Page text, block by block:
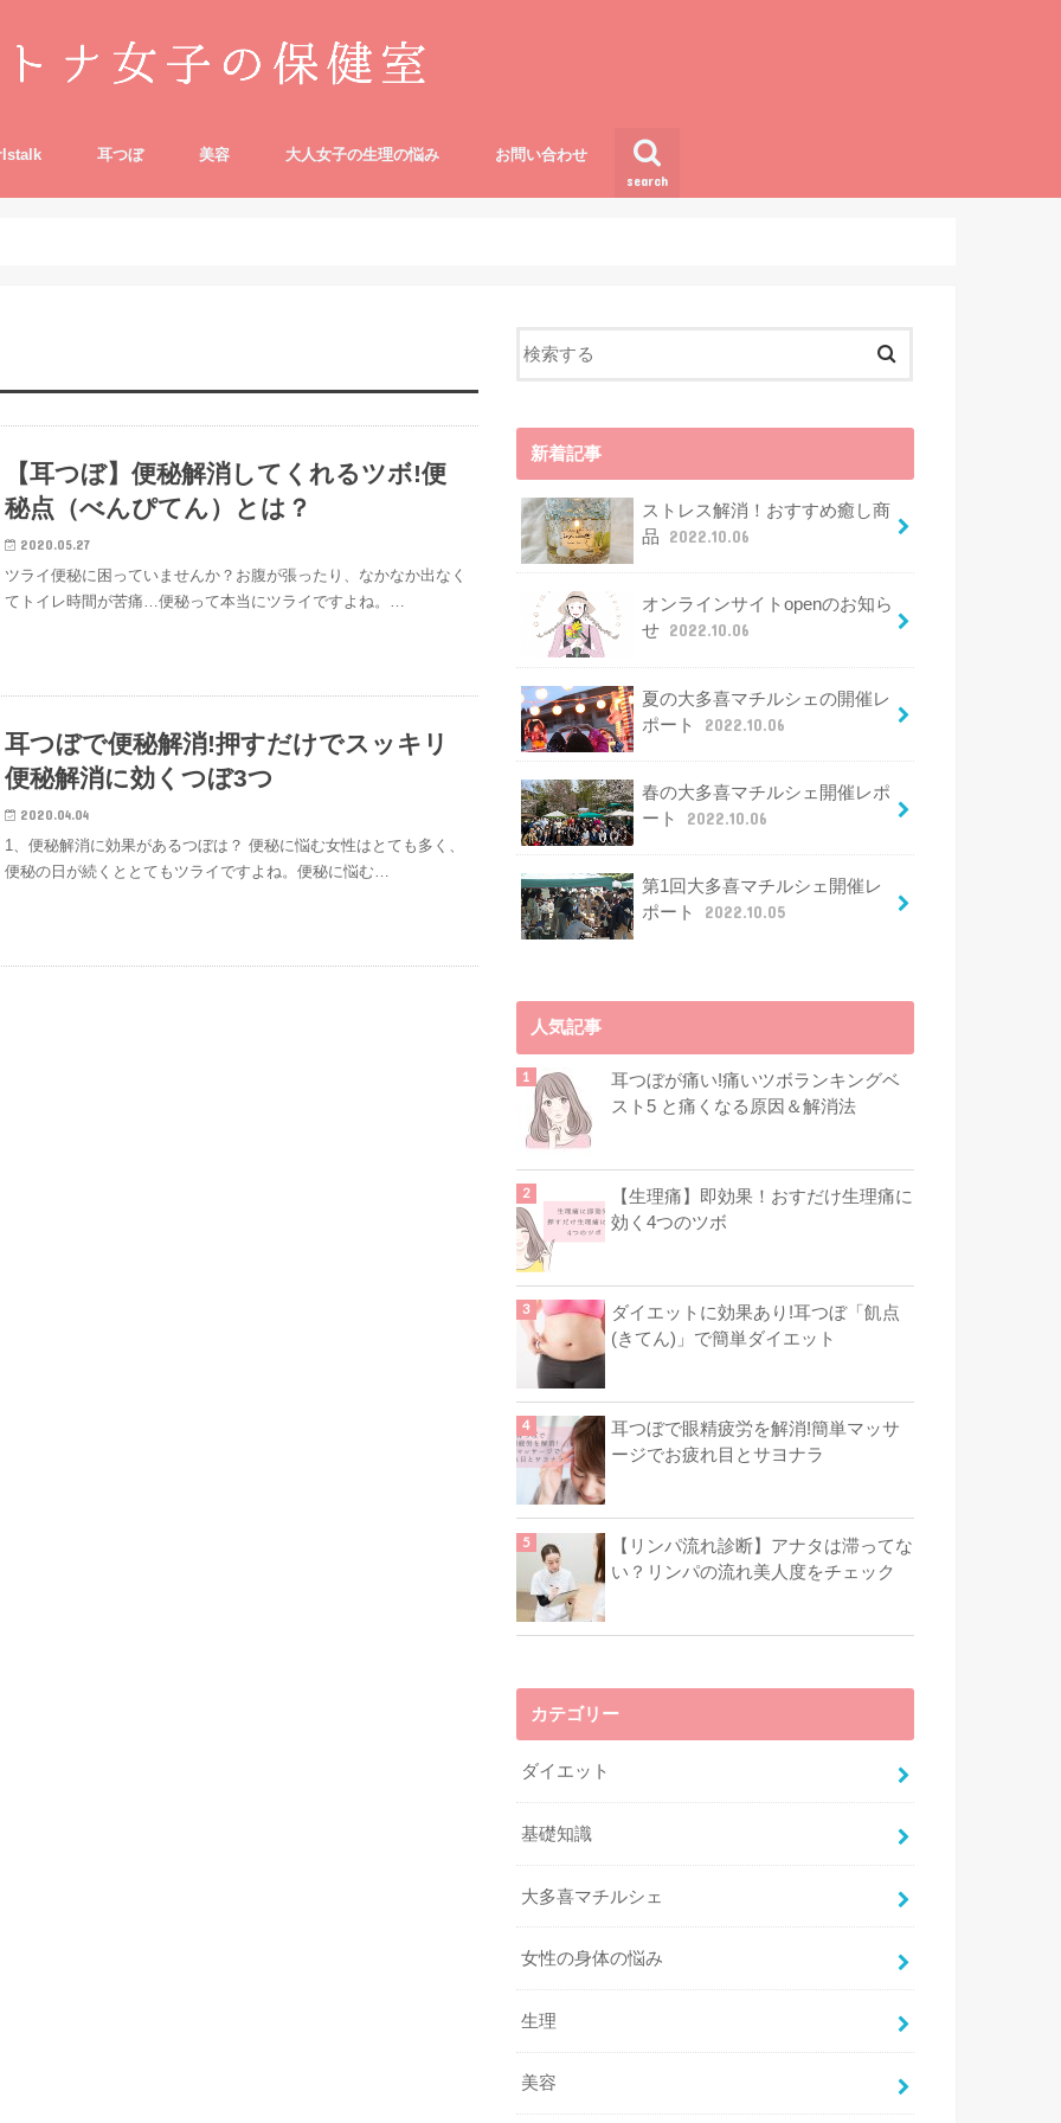
search
耳つぼ 美容 大人女子の生理の悩み お問い合わせ
【耳つぼ】便秘解消してくれるツボ!便
秘点（べんぴてん）とは？
2020.05.27
ツライ便秘に困っていませんか？お腹が張ったり、なかなか出なく
てトイレ時間が苦痛…便秘って本当にツライですよね。…
耳つぼで便秘解消!押すだけでスッキリ
便秘解消に効くつぼ3つ
2020.04.04
1、便秘解消に効果があるつぼは？ 便秘に悩む女性はとても多く、
便秘の日が続くととてもツライですよね。便秘に悩む…
新着記事
ストレス解消！おすすめ癒し商
品
2022.10.06
オンラインサイトopenのお知ら
せ 2022.10.06
夏の大多喜マチルシェの開催レ
ポート
2022.10.06
春の大多喜マチルシェ開催レポ
ート
2022.10.06
第1回大多喜マチルシェ開催レ
ポート
2022.10.05
人気記事
耳つぼが痛い!痛いツボランキングベ
スト5 と痛くなる原因＆解消法
【生理痛】即効果！おすだけ生理痛に
効く4つのツボ
ダイエットに効果あり!耳つぼ「飢点
(きてん)」で簡単ダイエット
耳つぼで眼精疲労を解消!簡単マッサ
ージでお疲れ目とサヨナラ
【リンパ流れ診断】アナタは滞ってな
い？リンパの流れ美人度をチェック
カテゴリー
ダイエット
基礎知識
大多喜マチルシェ
女性の身体の悩み
生理
美容